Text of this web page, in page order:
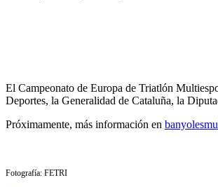
El Campeonato de Europa de Triatlón
Deportes, la Generalidad de Cataluña, la
Próximamente, más información en
Fotografía: FETRI